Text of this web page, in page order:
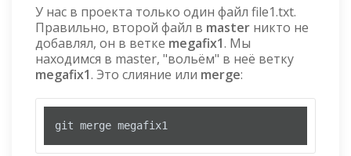
У нас в проекта только один файл file1.txt.
Правильно, второй файл в master никто не
добавлял, он в ветке megafix1. Мы
находимся в master, "вольём" в неё ветку
megafix1. Это слияние или merge:
git merge megafix1